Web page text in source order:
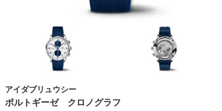
アイダブリュウシー
ポルトギーゼ クロノグラフ